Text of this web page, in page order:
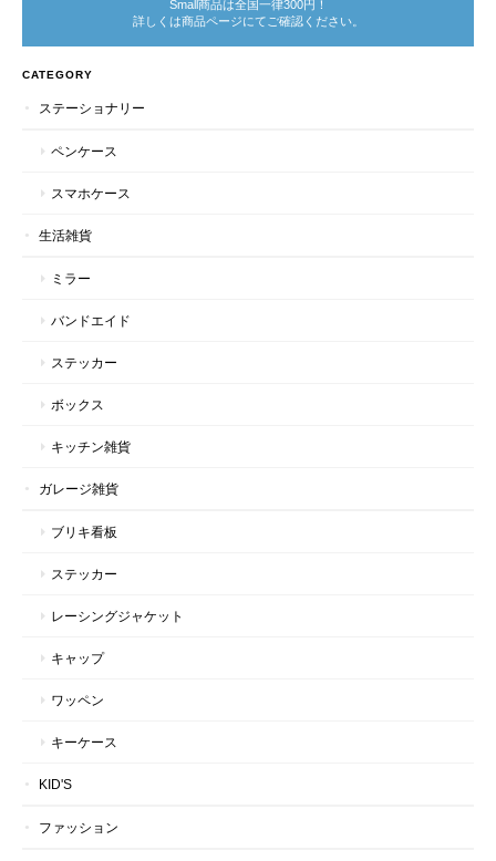
Small商品は全国一律300円！
詳しくは商品ページにてご確認ください。
CATEGORY
ステーショナリー
ペンケース
スマホケース
生活雑貨
ミラー
バンドエイド
ステッカー
ボックス
キッチン雑貨
ガレージ雑貨
ブリキ看板
ステッカー
レーシングジャケット
キャップ
ワッペン
キーケース
KID'S
ファッション